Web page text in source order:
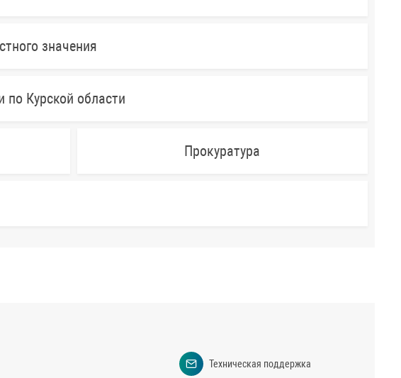
значения
Курской области
Прокуратура
Техническая поддержка